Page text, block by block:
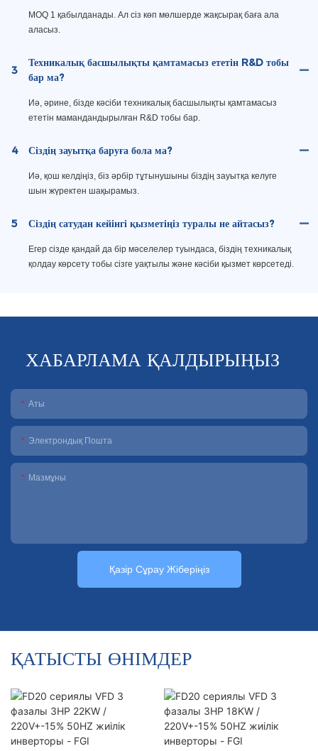
MOQ 1 қабылданады. Ал сіз көп мөлшерде жақсырақ баға ала
аласыз.
3
Техникалық басшылықты қамтамасыз ететін R&D тобы
бар ма?
Иә, әрине, бізде кәсіби техникалық басшылықты қамтамасыз
ететін мамандандырылған R&D тобы бар.
4 Сіздің зауытқа баруға бола ма?
Иә, қош келдіңіз, біз әрбір тұтынушыны біздің зауытқа келуге
шын жүректен шақырамыз.
5 Сіздің сатудан кейінгі қызметіңіз туралы не айтасыз?
Егер сізде қандай да бір мәселелер туындаса, біздің техникалық
қолдау көрсету тобы сізге уақтылы және кәсіби қызмет көрсетеді.
ХАБАРЛАМА ҚАЛДЫРЫҢЫЗ
Аты
Электрондық Пошта
Мазмұны
Қазір Сұрау Жіберіңіз
ҚАТЫСТЫ ӨНІМДЕР